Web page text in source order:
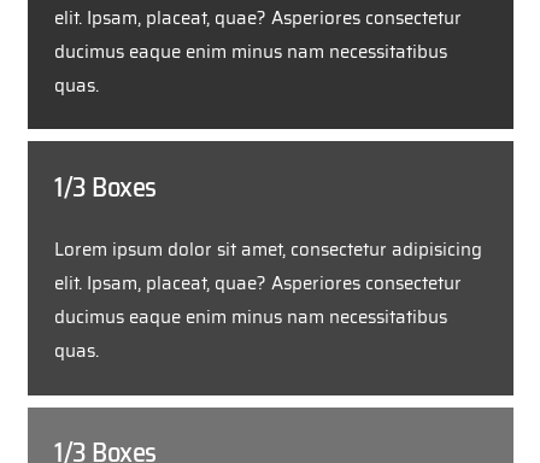
elit. Ipsam, placeat, quae? Asperiores consectetur
ducimus eaque enim minus nam necessitatibus
quas.
1/3 Boxes
Lorem ipsum dolor sit amet, consectetur adipisicing
elit. Ipsam, placeat, quae? Asperiores consectetur
ducimus eaque enim minus nam necessitatibus
quas.
1/3 Boxes